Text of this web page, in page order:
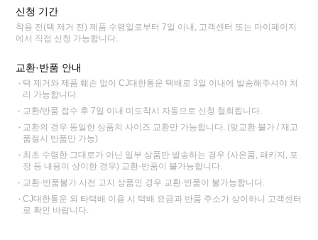
신청 기간
착용 전(택 제거 전) 제품 수령일로부터 7일 이내, 고객센터 또는 마이페이지
에서 직접 신청 가능합니다.
교환·반품 안내
택 제거와 제품 훼손 없이 CJ대한통운 택배로 3일 이내에 발송해주셔야 처
리 가능합니다.
교환/반품 접수 후 7일 이내 미도착시 자동으로 신청 철회됩니다.
교환의 경우 동일한 상품의 사이즈 교환만 가능합니다. (맞교환 불가 / 재고
품절시 반품만 가능)
최초 수령한 그대로가 아닌 일부 상품만 발송하는 경우 (사은품, 패키지, 포
장 등 내용이 상이한 경우) 교환·반품이 불가능합니다.
교환·반품불가 사전 고지 상품인 경우 교환·반품이 불가능합니다.
CJ대한통운 외 타택배 이용 시 택배 요금과 반품 주소가 상이하니 고객센터
로 확인 바랍니다.